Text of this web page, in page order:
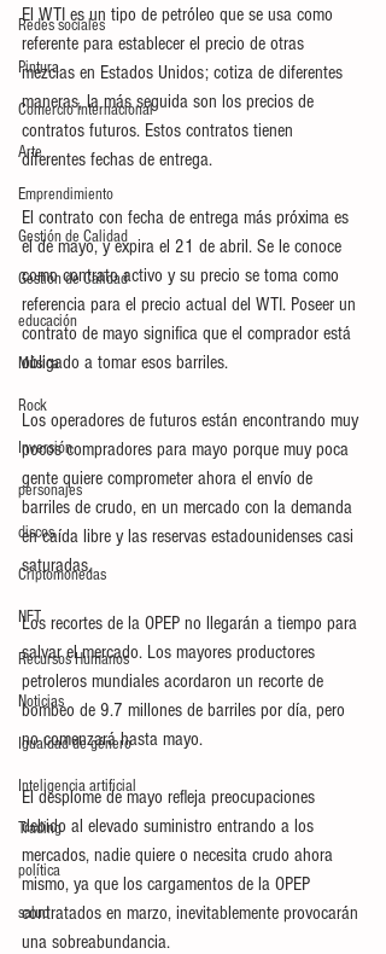
Redes sociales
Pintura
Comercio internacional
Arte
Emprendimiento
Gestión de Calidad
Gestión de Calidad
educación
Música
Rock
Inversión
personajes
discos
Criptomonedas
NFT
Recursos Humanos
Noticias
Igualdad de género
Inteligencia artificial
Trading
política
salud
El WTI es un tipo de petróleo que se usa como
referente para establecer el precio de otras
mezclas en Estados Unidos; cotiza de diferentes
maneras, la más seguida son los precios de
contratos futuros. Estos contratos tienen
diferentes fechas de entrega.
El contrato con fecha de entrega más próxima es
el de mayo, y expira el 21 de abril. Se le conoce
como contrato activo y su precio se toma como
referencia para el precio actual del WTI. Poseer un
contrato de mayo significa que el comprador está
obligado a tomar esos barriles.
Los operadores de futuros están encontrando muy
pocos compradores para mayo porque muy poca
gente quiere comprometer ahora el envío de
barriles de crudo, en un mercado con la demanda
en caída libre y las reservas estadounidenses casi
saturadas.
Los recortes de la OPEP no llegarán a tiempo para
salvar el mercado. Los mayores productores
petroleros mundiales acordaron un recorte de
bombeo de 9.7 millones de barriles por día, pero
no comenzará hasta mayo.
El desplome de mayo refleja preocupaciones
debido al elevado suministro entrando a los
mercados, nadie quiere o necesita crudo ahora
mismo, ya que los cargamentos de la OPEP
contratados en marzo, inevitablemente provocarán
una sobreabundancia.